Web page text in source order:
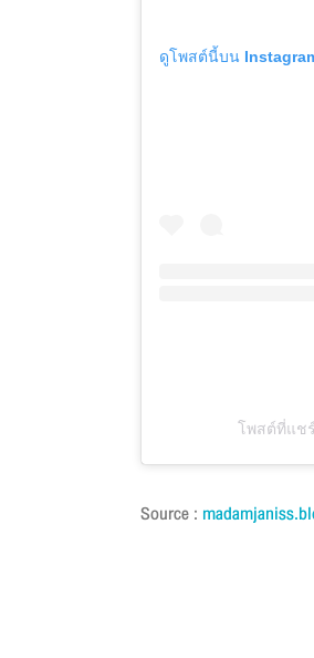
ดูโพสต์นี้บน
โพสต์ที่แชร์
Source :